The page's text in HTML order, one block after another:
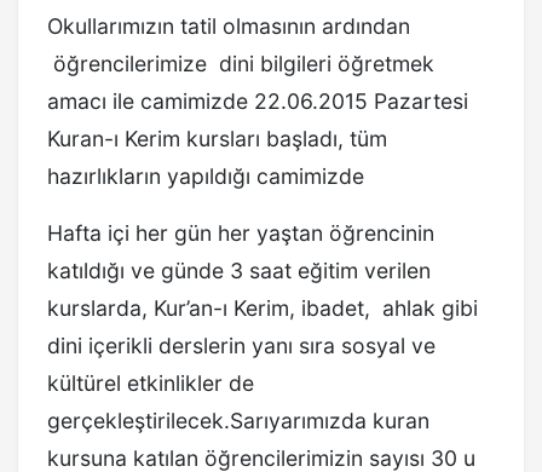
Okullarımızın tatil olmasının ardından
öğrencilerimize dini bilgileri öğretmek
amacı ile camimizde 22.06.2015 Pazartesi
Kuran-ı Kerim kursları başladı, tüm
hazırlıkların yapıldığı camimizde
Hafta içi her gün her yaştan öğrencinin
katıldığı ve günde 3 saat eğitim verilen
kurslarda, Kur’an-ı Kerim, ibadet, ahlak gibi
dini içerikli derslerin yanı sıra sosyal ve
kültürel etkinlikler de
gerçekleştirilecek.Sarıyarımızda kuran
kursuna katılan öğrencilerimizin sayısı 30 u